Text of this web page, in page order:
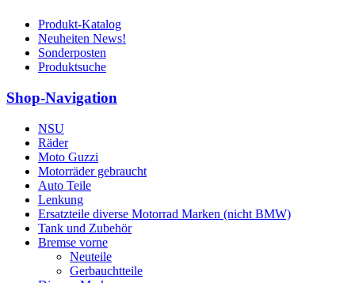
Produkt-Katalog
Neuheiten News!
Sonderposten
Produktsuche
Shop-Navigation
NSU
Räder
Moto Guzzi
Motorräder gebraucht
Auto Teile
Lenkung
Ersatzteile diverse Motorrad Marken (nicht BMW)
Tank und Zubehör
Bremse vorne
Neuteile
Gerbauchtteile